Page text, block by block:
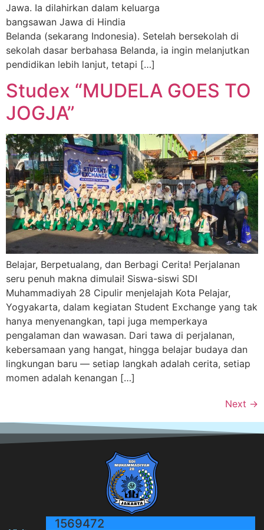
Jawa. Ia dilahirkan dalam keluarga
bangsawan Jawa di Hindia
Belanda (sekarang Indonesia). Setelah bersekolah di
sekolah dasar berbahasa Belanda, ia ingin melanjutkan
pendidikan lebih lanjut, tetapi […]
Studex “MUDELA GOES TO
JOGJA”
Belajar, Berpetualang, dan Berbagi Cerita! Perjalanan
seru penuh makna dimulai! Siswa-siswi SDI
Muhammadiyah 28 Cipulir menjelajah Kota Pelajar,
Yogyakarta, dalam kegiatan Student Exchange yang tak
hanya menyenangkan, tapi juga memperkaya
pengalaman dan wawasan. Dari tawa di perjalanan,
kebersamaan yang hangat, hingga belajar budaya dan
lingkungan baru — setiap langkah adalah cerita, setiap
momen adalah kenangan […]
Next →
1569472